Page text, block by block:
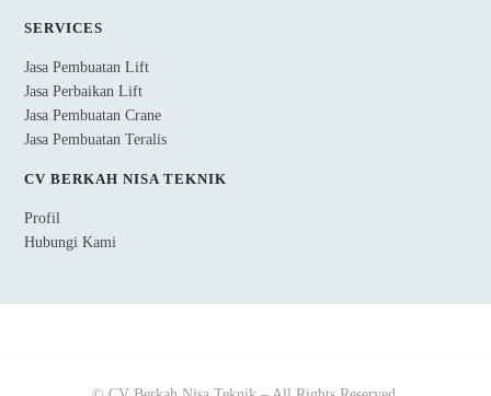
SERVICES
Jasa Pembuatan Lift
Jasa Perbaikan Lift
Jasa Pembuatan Crane
Jasa Pembuatan Teralis
CV BERKAH NISA TEKNIK
Profil
Hubungi Kami